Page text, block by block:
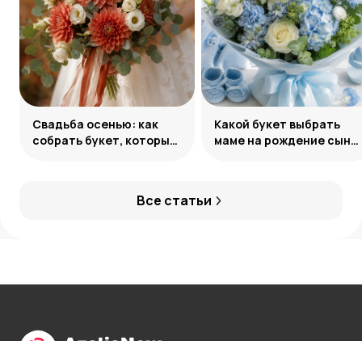
Все статьи
Свадьба осенью: как
собрать букет, который
Какой букет выбрать
маме на рождение сына: